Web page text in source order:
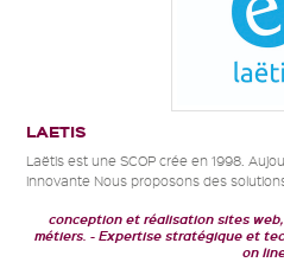
LAETIS
Laëtis est une SCOP crée en 1998.
innovante Nous proposons des
conception et réalisation sites
métiers.
Expertise stratégique et
on